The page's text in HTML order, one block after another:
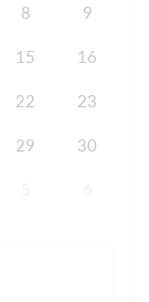
8 9
15 16
22 23
29 30